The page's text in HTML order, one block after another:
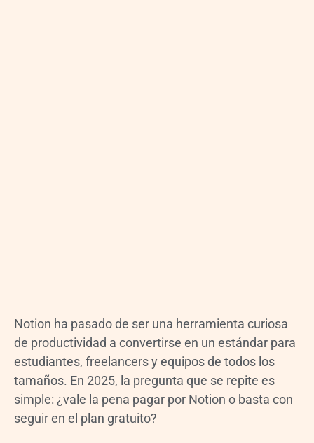
Notion ha pasado de ser una herramienta curiosa
de productividad a convertirse en un estándar para
estudiantes, freelancers y equipos de todos los
tamaños. En 2025, la pregunta que se repite es
simple: ¿vale la pena pagar por Notion o basta con
seguir en el plan gratuito?